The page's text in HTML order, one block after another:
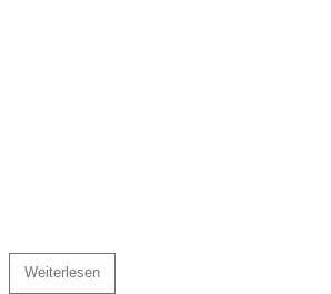
Weiterlesen